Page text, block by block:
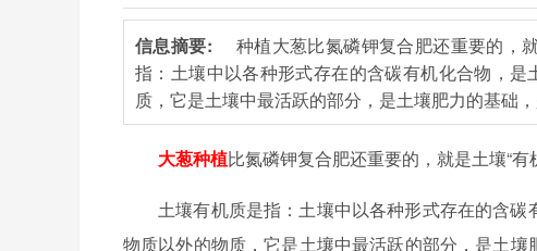
信息摘要: 种植大葱比氮磷钾复合肥还重要的
指：土壤中以各种形式存在的含碳有机化合物，
质，它是土壤中最活跃的部分，是土壤肥力的基础
大葱种植比氮磷钾复合肥还重要的，就是土壤“有
土壤有机质是指：土壤中以各种形式存在的含
物质以外的物质，它是土壤中最活跃的部分，是土